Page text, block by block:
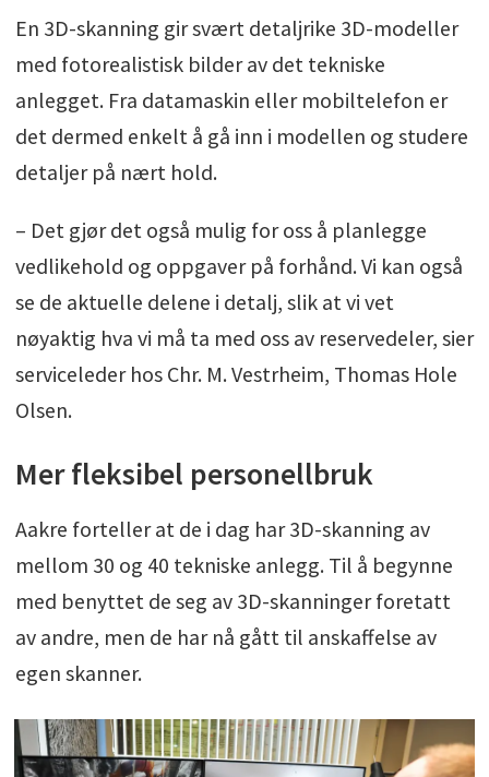
En 3D-skanning gir svært detaljrike 3D-modeller
med fotorealistisk bilder av det tekniske
anlegget. Fra datamaskin eller mobiltelefon er
det dermed enkelt å gå inn i modellen og studere
detaljer på nært hold.
– Det gjør det også mulig for oss å planlegge
vedlikehold og oppgaver på forhånd. Vi kan også
se de aktuelle delene i detalj, slik at vi vet
nøyaktig hva vi må ta med oss av reservedeler, sier
serviceleder hos Chr. M. Vestrheim, Thomas Hole
Olsen.
Mer fleksibel personellbruk
Aakre forteller at de i dag har 3D-skanning av
mellom 30 og 40 tekniske anlegg. Til å begynne
med benyttet de seg av 3D-skanninger foretatt
av andre, men de har nå gått til anskaffelse av
egen skanner.